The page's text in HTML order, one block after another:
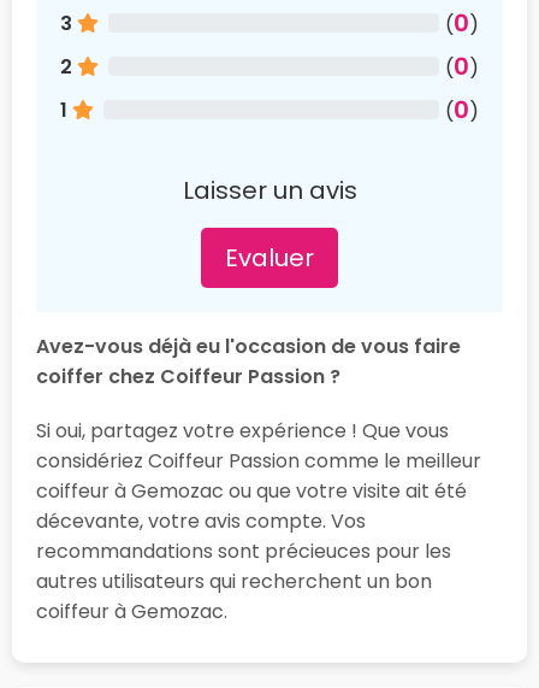
3
(0)
2
(0)
1
(0)
Laisser un avis
Evaluer
Avez-vous déjà eu l'occasion de vous faire
coiffer chez Coiffeur Passion ?
Si oui, partagez votre expérience ! Que vous
considériez Coiffeur Passion comme le meilleur
coiffeur à Gemozac ou que votre visite ait été
décevante, votre avis compte. Vos
recommandations sont précieuces pour les
autres utilisateurs qui recherchent un bon
coiffeur à Gemozac.